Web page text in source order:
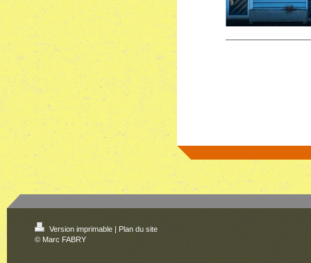
Version imprimable | Plan du site
© Marc FABRY